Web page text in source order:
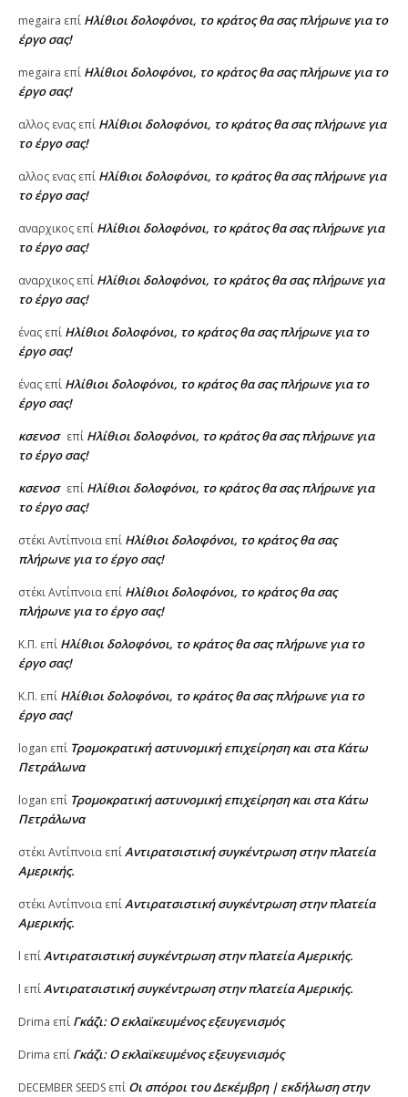
megaira επί Ηλίθιοι δολοφόνοι, το κράτος θα σας πλήρωνε για το
έργο σας!
megaira επί Ηλίθιοι δολοφόνοι, το κράτος θα σας πλήρωνε για το
έργο σας!
αλλος ενας επί Ηλίθιοι δολοφόνοι, το κράτος θα σας πλήρωνε για
το έργο σας!
αλλος ενας επί Ηλίθιοι δολοφόνοι, το κράτος θα σας πλήρωνε για
το έργο σας!
αναρχικος επί Ηλίθιοι δολοφόνοι, το κράτος θα σας πλήρωνε για
το έργο σας!
αναρχικος επί Ηλίθιοι δολοφόνοι, το κράτος θα σας πλήρωνε για
το έργο σας!
ένας επί Ηλίθιοι δολοφόνοι, το κράτος θα σας πλήρωνε για το
έργο σας!
ένας επί Ηλίθιοι δολοφόνοι, το κράτος θα σας πλήρωνε για το
έργο σας!
κσενοσ επί Ηλίθιοι δολοφόνοι, το κράτος θα σας πλήρωνε για
το έργο σας!
κσενοσ επί Ηλίθιοι δολοφόνοι, το κράτος θα σας πλήρωνε για
το έργο σας!
στέκι Αντίπνοια επί Ηλίθιοι δολοφόνοι, το κράτος θα σας
πλήρωνε για το έργο σας!
στέκι Αντίπνοια επί Ηλίθιοι δολοφόνοι, το κράτος θα σας
πλήρωνε για το έργο σας!
Κ.Π. επί Ηλίθιοι δολοφόνοι, το κράτος θα σας πλήρωνε για το
έργο σας!
Κ.Π. επί Ηλίθιοι δολοφόνοι, το κράτος θα σας πλήρωνε για το
έργο σας!
logan επί Τρομοκρατική αστυνομική επιχείρηση και στα Κάτω
Πετράλωνα
logan επί Τρομοκρατική αστυνομική επιχείρηση και στα Κάτω
Πετράλωνα
στέκι Αντίπνοια επίΑντιρατσιστική συγκέντρωση στην πλατεία
Αμερικής.
στέκι Αντίπνοια επίΑντιρατσιστική συγκέντρωση στην πλατεία
Αμερικής.
l επίΑντιρατσιστική συγκέντρωση στην πλατεία Αμερικής.
l επίΑντιρατσιστική συγκέντρωση στην πλατεία Αμερικής.
Drima επί Γκάζι: Ο εκλαϊκευμένος εξευγενισμός
Drima επί Γκάζι: Ο εκλαϊκευμένος εξευγενισμός
DECEMBER SEEDS επί Οι σπόροι του Δεκέμβρη | εκδήλωση στην